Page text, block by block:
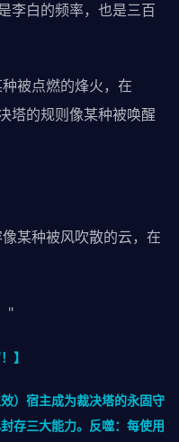
李白的频率，也是三百
被点燃的烽火，在
塔的规则像某种被唤醒
某种被风吹散的云，在
"
】
）宿主成为裁决塔的永固守
存三大能力。反噬：每使用